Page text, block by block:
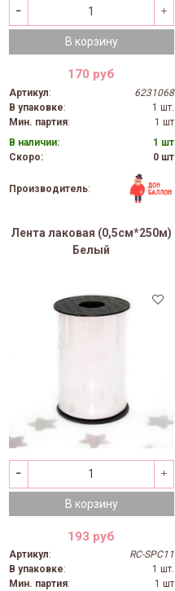
В корзину
170 руб
Артикул:
6231068
В упаковке:
1 шт.
Мин. партия:
1 шт
В наличии:
1 шт
Скоро:
0 шт
Производитель:
Лента лаковая (0,5см*250м)
Белый
В корзину
193 руб
Артикул:
RC-SPC11
В упаковке:
1 шт.
Мин. партия:
1 шт